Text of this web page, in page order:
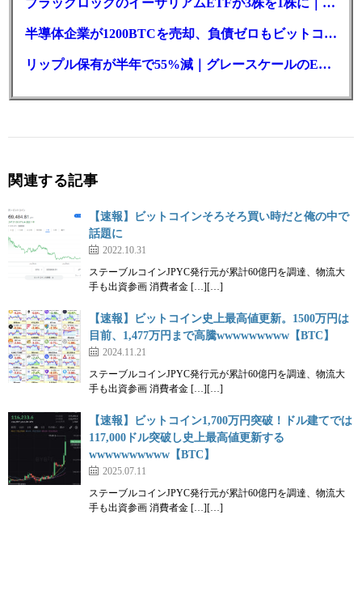
ブラックロックのイーサリアムETFが3株を1株に｜年初来37%安
半導体企業が1200BTCを売却、負債ゼロもビットコイン戦略は後退
リップル保有が半年で55%減｜グレースケールのETF、純資産1.6億ドル減
関連する記事
【速報】ビットコインそろそろ買い時だと俺の中で
話題に
2022.10.31
ステーブルコインJPYC発行元が累計60億円を調達、物流大
手も出資参画 消費者金 […][…]
【速報】ビットコイン史上最高値更新。1500万円は
目前、1,477万円まで高騰wwwwwwwww【BTC】
2024.11.21
ステーブルコインJPYC発行元が累計60億円を調達、物流大
手も出資参画 消費者金 […][…]
【速報】ビットコイン1,700万円突破！ドル建てでは
117,000ドル突破し史上最高値更新する
wwwwwwwwww【BTC】
2025.07.11
ステーブルコインJPYC発行元が累計60億円を調達、物流大
手も出資参画 消費者金 […][…]